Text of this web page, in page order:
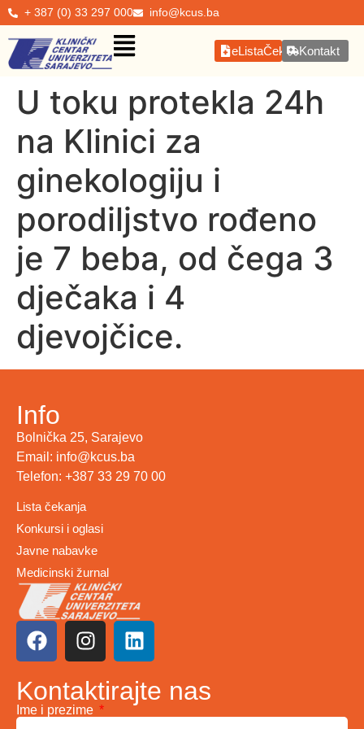
+ 387 (0) 33 297 000 info@kcus.ba
eListaČekanjaKontakt
U toku protekla 24h
na Klinici za
ginekologiju i
porodiljstvo rođeno
je 7 beba, od čega 3
dječaka i 4
djevojčice.
Info
Bolnička 25, Sarajevo
Email: info@kcus.ba
Telefon: +387 33 29 70 00
Lista čekanja
Konkursi i oglasi
Javne nabavke
Medicinski žurnal
Kontaktirajte nas
Ime i prezime